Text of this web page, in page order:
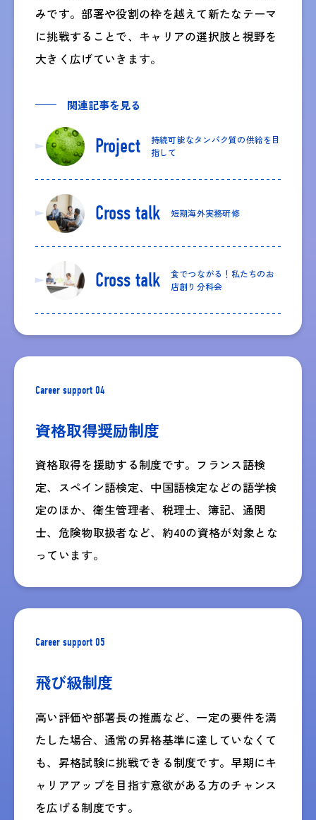
みです。部署や役割の枠を越えて新たなテーマ
に挑戦することで、キャリアの選択肢と視野を
大きく広げていきます。
関連記事を見る
Project
持続可能なタンパク質の供給を目
指して
Cross talk 短期海外実務研修
Cross talk
食でつながる！私たちのお
店創り分科会
Career support 04
資格取得奨励制度
資格取得を援助する制度です。フランス語検
定、スペイン語検定、中国語検定などの語学検
定のほか、衛生管理者、税理士、簿記、通関
士、危険物取扱者など、約40の資格が対象とな
っています。
Career support 05
飛び級制度
高い評価や部署長の推薦など、一定の要件を満
たした場合、通常の昇格基準に達していなくて
も、​昇格試験に挑戦できる制度です。早期にキ
ャリアアップを目指す意欲がある方のチャンス
を広げる制度です。​